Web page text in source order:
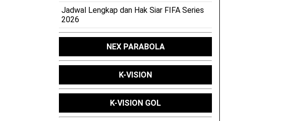
Jadwal Lengkap dan Hak Siar FIFA Series
2026
NEX PARABOLA
K-VISION
K-VISION GOL